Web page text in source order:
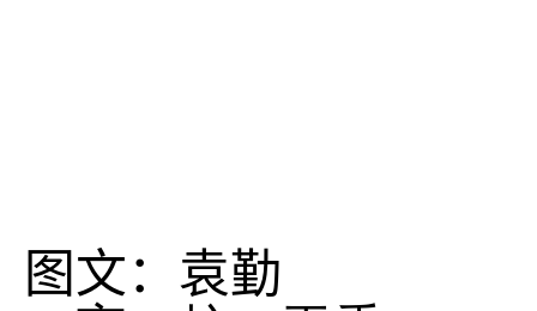
图 文：袁勤